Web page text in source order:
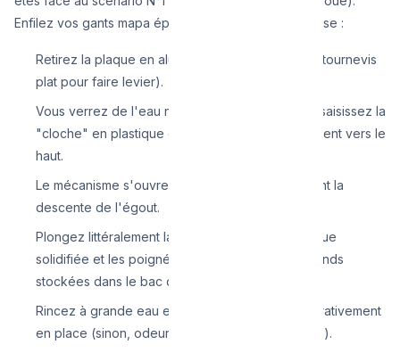
Enfilez vos gants mapa épais, ça ne sentira pas la rose :
Retirez la plaque en aluminium au sol (utilisez un tournevis
plat pour faire levier).
Vous verrez de l'eau noire et ronde. Au centre, saisissez la
"cloche" en plastique ou fonte, et tirez-la fortement vers le
haut.
Le mécanisme s'ouvre, vous révélant directement la
descente de l'égout.
Plongez littéralement la main pour arracher la boue
solidifiée et les poignées de cheveux nauséabonds
stockées dans le bac de rétention.
Rincez à grande eau et remettez la cloche impérativement
en place (sinon, odeurs immédiates le lendemain).